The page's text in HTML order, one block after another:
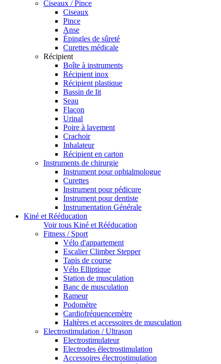
Ciseaux / Pince
Ciseaux
Pince
Anse
Épingles de sûreté
Curettes médicale
Récipient
Boîte à instruments
Récipient inox
Récipient plastique
Bassin de lit
Seau
Flacon
Urinal
Poire à lavement
Crachoir
Inhalateur
Récipient en carton
Instruments de chirurgie
Instrument pour ophtalmologue
Curettes
Instrument pour pédicure
Instrument pour dentiste
Instrumentation Générale
Kiné et Rééducation
Voir tous Kiné et Rééducation
Fitness / Sport
Vélo d'appartement
Escalier Climber Stepper
Tapis de course
Vélo Elliptique
Station de musculation
Banc de musculation
Rameur
Podomètre
Cardiofréquencemètre
Haltères et accessoires de musculation
Electrostimulation / Ultrason
Electrostimulateur
Electrodes électrostimulation
Accessoires électrostimulation